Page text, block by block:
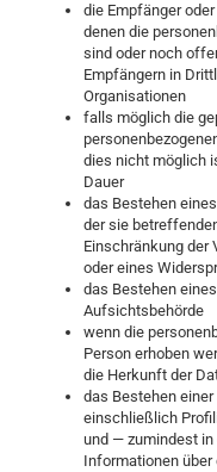
die Empfänger
denen die
sind oder noch
Empfängern in
Organisationen
falls möglich die
dies nicht möglich
Dauer
das Bestehen
der sie
Einschränkung der
oder eines
das Bestehen
Aufsichtsbehörde
wenn die
Person erhoben
die Herkunft der
das Bestehen
einschließlich
und — zumindest
Informationen